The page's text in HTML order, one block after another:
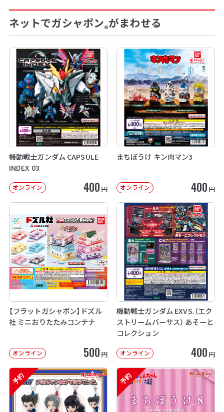
ネットでガシャポン®がまわせる
機動戦士ガンダム CAPSULE
INDEX 03
オンライン 400 円
まちぼうけ キン肉マン3
オンライン 400 円
【フラットガシャポン】ドズル
社 ミニおりたたみコンテナ
オンライン 500 円
機動戦士ガンダム EXVS.（エク
ストリームバーサス） あそーと
コレクション
オンライン 400 円
予約 予約